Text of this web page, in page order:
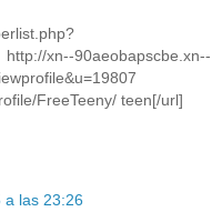
xn--90aeobapscbe.xn--
FreeTeeny/ teen[/url]
a las 23:26